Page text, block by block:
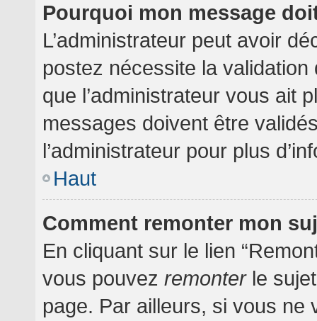
Pourquoi mon message
L’administrateur peut avoir
postez nécessite la
que l’administrateur vous ait
messages doivent être
l’administrateur pour plus
Haut
Comment remonter mon
En cliquant sur le lien
vous pouvez remonterle
page. Par ailleurs, si vous ne